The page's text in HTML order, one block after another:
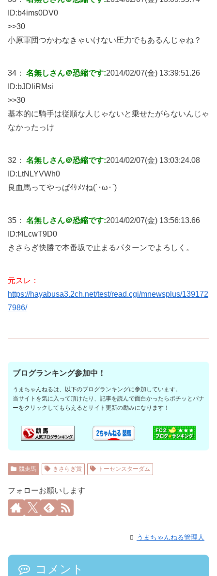
ID:b4ims0DV0
>>30
小原軍団つかわなきゃいけない圧力でもあるんじゃね？
34： 名無しさん＠恐縮です:2014/02/07(金) 13:39:51.26
ID:bJDliRMsi
>>30
基本的に騎手は従順な人じゃないと乗せたがらないんじゃ
なかったっけ
32： 名無しさん＠恐縮です:2014/02/07(金) 13:03:24.08
ID:LtNLYVWh0
良血馬ってやっぱｲｹﾒｿね(´･ω･`)
35： 名無しさん＠恐縮です:2014/02/07(金) 13:56:13.66
ID:f4LcwT9D0
きさらぎ快勝で本番坂で止まるパターンでよろしく。
元スレ：
https://hayabusa3.2ch.net/test/read.cgi/mnewsplus/139172
7986/
ブログランキング参加中！
うまちゃんねるは、以下のブログランキングに参加しています。
当サイトを気に入って頂けたり、記事を読んで面白かったらポチッとバナ
ーをクリックしてもらえるとサイト更新の励みになります！
競走馬 きさらぎ賞 トーセンスターダム
フォローお願いします
うまちゃんねる管理人
コメント